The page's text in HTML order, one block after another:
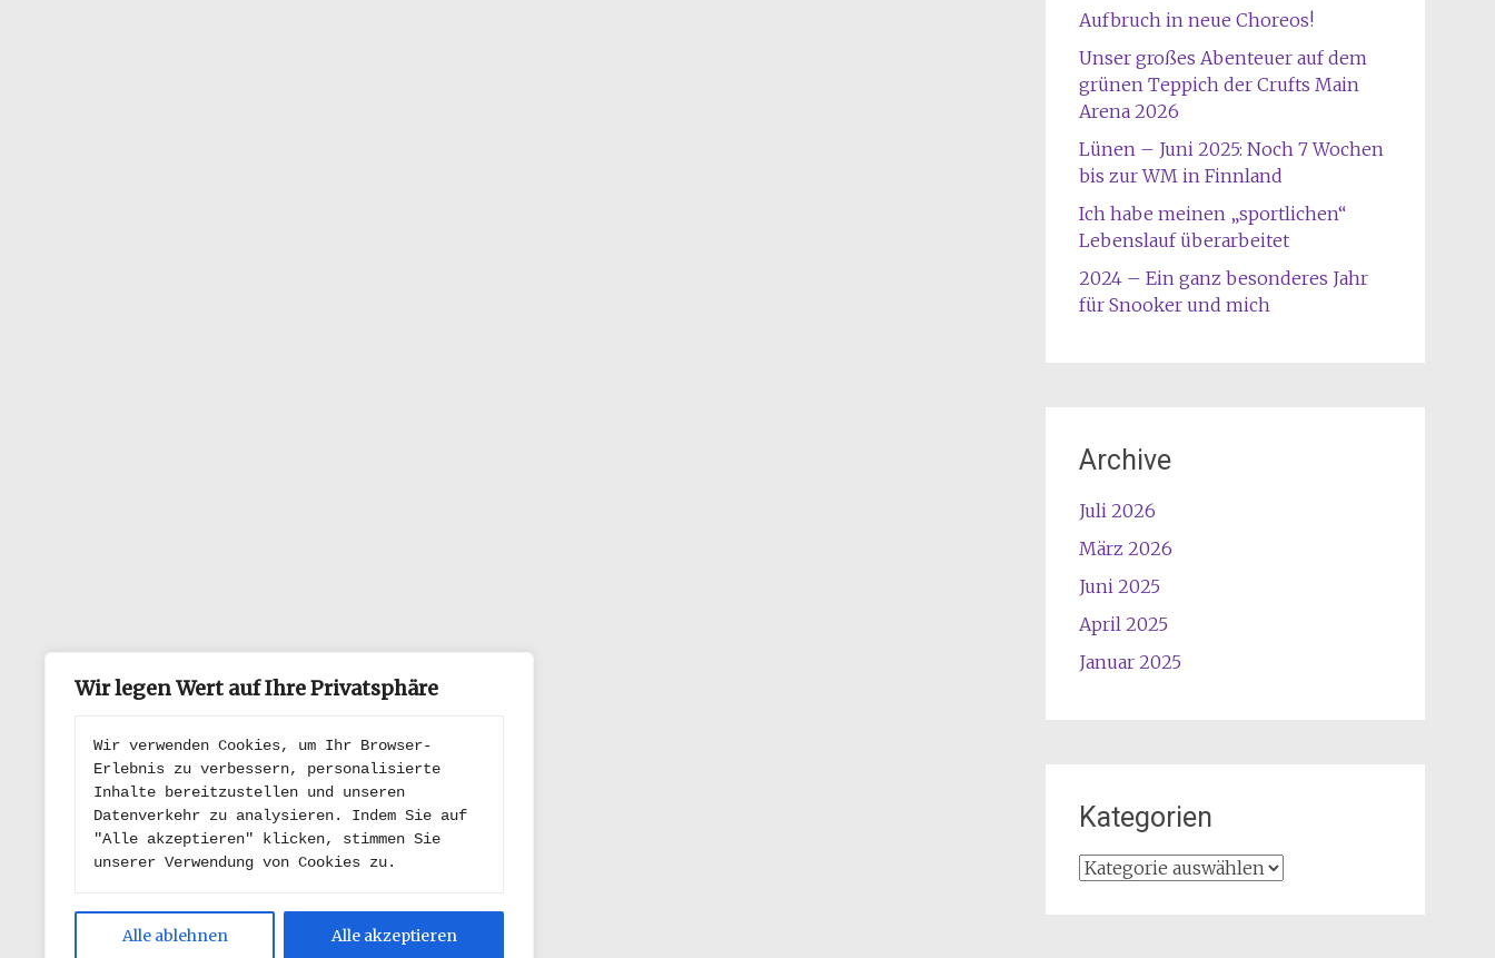
Wir legen Wert auf Ihre Privatsphäre
Wir verwenden Cookies, um Ihr Browser-
Erlebnis zu verbessern, personalisierte
Inhalte bereitzustellen und unseren
Datenverkehr zu analysieren. Indem Sie auf
"Alle akzeptieren" klicken, stimmen Sie
unserer Verwendung von Cookies zu.
Alle ablehnen Alle akzeptieren
Aufbruch in neue Choreos!
Unser großes Abenteuer auf dem
grünen Teppich der Crufts Main
Arena 2026
Lünen – Juni 2025: Noch 7 Wochen
bis zur WM in Finnland
Ich habe meinen „sportlichen“
Lebenslauf überarbeitet
2024 – Ein ganz besonderes Jahr
für Snooker und mich
Archive
Juli 2026
März 2026
Juni 2025
April 2025
Januar 2025
Kategorien
Kategorien